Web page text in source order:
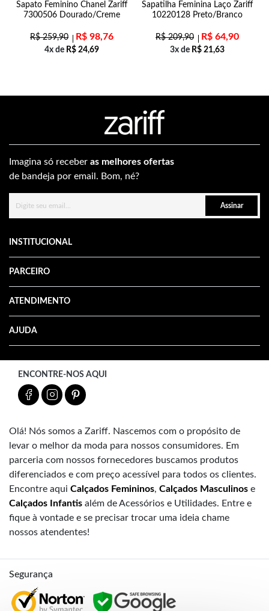
Sapato Feminino Chanel Zariff
7300506 Dourado/Creme
R$259,90 R$ 98,76
4x de R$ 24,69
Sapatilha Feminina Laço Zariff
10220128 Preto/Branco
R$209,90 R$ 64,90
3x de R$ 21,63
Imagina só receber as melhores ofertas
de bandeja por email. Bom, né?
Assinar
INSTITUCIONAL
PARCEIRO
ATENDIMENTO
AJUDA
ENCONTRE-NOS AQUI
Olá! Nós somos a Zariff. Nascemos com o propósito de
levar o melhor da moda para nossos consumidores. Em
parceria com nossos fornecedores buscamos produtos
diferenciados e com preço acessível para todos os clientes.
Encontre aqui Calçados Femininos, Calçados Masculinos e
Calçados Infantis além de Acessórios e Utilidades. Entre e
fique à vontade e se precisar trocar uma ideia chame
nossos atendentes!
Segurança